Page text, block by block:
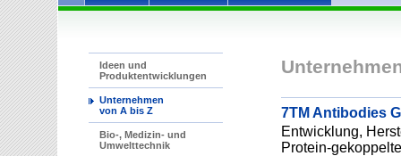
Ideen und
Produktentwicklungen
Unternehmen
von A bis Z
Bio-, Medizin- und
Umwelttechnik
7TM Antibodies
Entwicklung,
Protein-